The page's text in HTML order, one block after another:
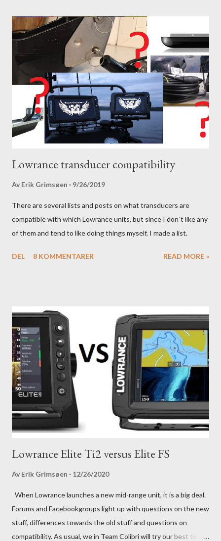
Lowrance transducer compatibility
Av Erik Grimsøen 9/26/2019
There are several lists and posts on what transducers are
compatible with which Lowrance units, but since I don`t like any
of them and tend to like doing things myself, I made a list.
DEL 8 KOMMENTARER READ MORE »
Lowrance Elite Ti2 versus Elite FS
Av Erik Grimsøen 12/26/2020
When Lowrance launches a new mid-range unit, it is a big deal.
Forums and Facebookgroups light up with questions on the new
stuff, differences towards the old stuff and questions on
compatibility. As usual, we in Team Colibri will try our best to